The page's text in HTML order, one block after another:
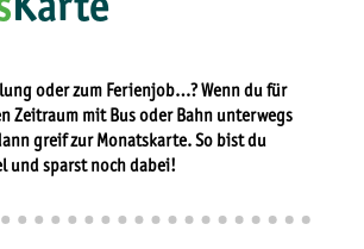
Reset
options
Karte
oder zum Ferienjob…? Wenn du für
Zeitraum mit Bus oder Bahn unterwegs
greif zur Monatskarte. So bist du
und sparst noch dabei!